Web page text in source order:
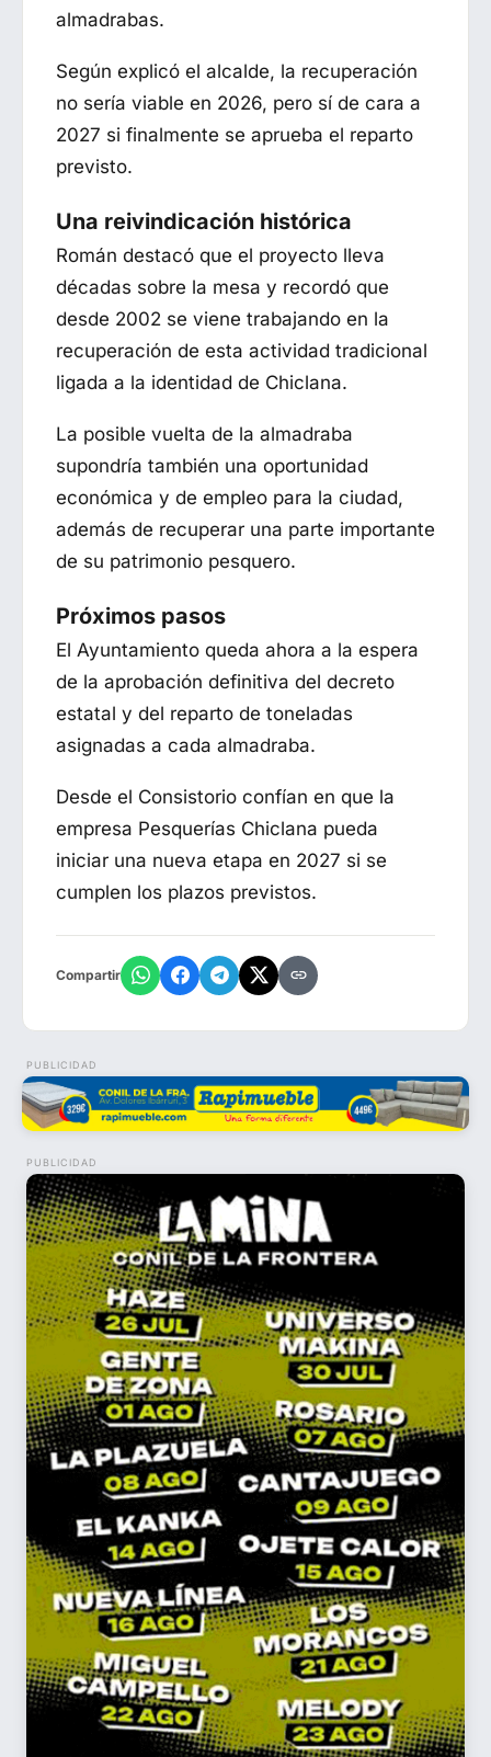
almadrabas.
Según explicó el alcalde, la recuperación
no sería viable en 2026, pero sí de cara a
2027 si finalmente se aprueba el reparto
previsto.
Una reivindicación histórica
Román destacó que el proyecto lleva
décadas sobre la mesa y recordó que
desde 2002 se viene trabajando en la
recuperación de esta actividad tradicional
ligada a la identidad de Chiclana.
La posible vuelta de la almadraba
supondría también una oportunidad
económica y de empleo para la ciudad,
además de recuperar una parte importante
de su patrimonio pesquero.
Próximos pasos
El Ayuntamiento queda ahora a la espera
de la aprobación definitiva del decreto
estatal y del reparto de toneladas
asignadas a cada almadraba.
Desde el Consistorio confían en que la
empresa Pesquerías Chiclana pueda
iniciar una nueva etapa en 2027 si se
cumplen los plazos previstos.
Compartir
PUBLICIDAD
PUBLICIDAD